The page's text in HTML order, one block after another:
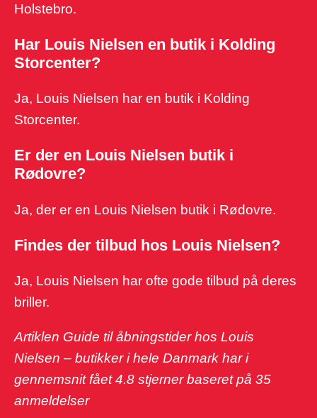
Holstebro.
Har Louis Nielsen en butik i Kolding
Storcenter?
Ja, Louis Nielsen har en butik i Kolding
Storcenter.
Er der en Louis Nielsen butik i
Rødovre?
Ja, der er en Louis Nielsen butik i Rødovre.
Findes der tilbud hos Louis Nielsen?
Ja, Louis Nielsen har ofte gode tilbud på deres
briller.
Artiklen Guide til åbningstider hos Louis
Nielsen – butikker i hele Danmark har i
gennemsnit fået4.8 stjerner baseret på 35
anmeldelser